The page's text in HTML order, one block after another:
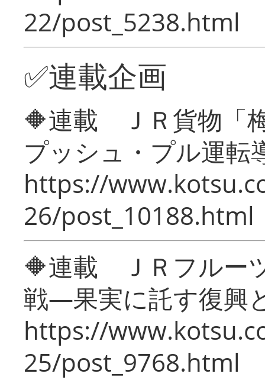
22/post_5238.html
✅連載企画
🔶連載 ＪＲ貨物「
プッシュ・プル運転
https://
26/post_10188.html
🔶連載 ＪＲフルー
戦―果実に託す復興
https://
25/post_9768.html